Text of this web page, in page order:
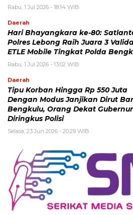
Rabu, 1 Jul 2026 - 18:14 WIB
Daerah
Hari Bhayangkara ke-80:
Polres Lebong Raih Juara 3
ETLE Mobile Tingkat Polda
Rabu, 1 Jul 2026 - 13:02 WIB
Daerah
Tipu Korban Hingga Rp 550 Juta
Dengan Modus Janjikan Dirut
Bengkulu, Orang Dekat Gubernur
Diringkus Polisi
Selasa, 23 Jun 2026 - 20:29 WIB